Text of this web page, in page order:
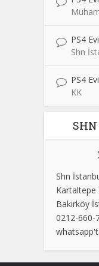
PS4
Shn
PS4
KK
Shn
Kartaltepe
Bakırköy
0212-660-